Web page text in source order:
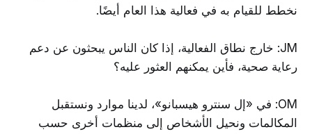
نخطط للقيام به في فعالية هذا العام أيضًا.
JM: خارج نطاق الفعالية، إذا كان الناس يبحثون عن دعم
رعاية صحية، فأين يمكنهم العثور عليه؟
OM: في «إل سنترو هيسبانو»، لدينا موارد ونستقبل
المكالمات ونحيل الأشخاص إلى منظمات أخرى حسب